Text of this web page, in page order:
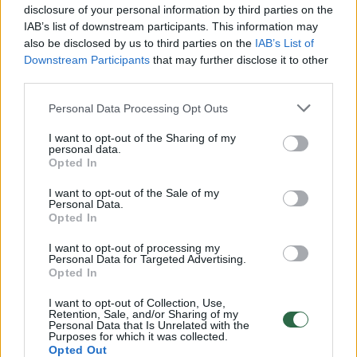
disclosure of your personal information by third parties on the
IAB’s list of downstream participants. This information may
also be disclosed by us to third parties on the IAB’s List of
Downstream Participants that may further disclose it to other
Personal Data Processing Opt Outs
I want to opt-out of the Sharing of my
personal data.
Opted In
I want to opt-out of the Sale of my
Personal Data.
Opted In
I want to opt-out of processing my
Personal Data for Targeted Advertising.
Opted In
I want to opt-out of Collection, Use,
Retention, Sale, and/or Sharing of my
Personal Data that Is Unrelated with the
Purposes for which it was collected.
Opted Out
00:00:49
Pateikė daugiau detalių apie iš tėvų paimtus šešis
vaikus: jiems kilusi grėsmė
Žinios | Lietuvos diena
00:00:30
Vaizdai iš tragiškos avarijos Vilniaus r.: dviejų moterų ir
vaiko gyvybių išgelbėti nepavyko
Žinios Lietuvos diena
Nufilmavo, kaip patvino Vilniaus Vakarinis aplinkkelis:
vaizdas pribloškia
„Pagarba pirmajai premjerei“: pasidalijo jautriais